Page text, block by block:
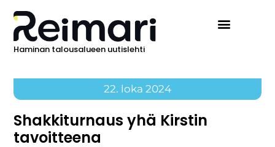
Haminan talousalueen uutislehti
22. loka 2024
Shakkiturnaus yhä Kirstin
tavoitteena